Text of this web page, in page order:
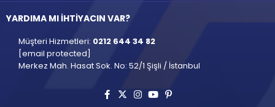
YARDIMA MI İHTİYACIN VAR?
Müşteri Hizmetleri: 0212 644 34 82
[email protected]
Merkez Mah. Hasat Sok. No: 52/1 Şişli / İstanbul